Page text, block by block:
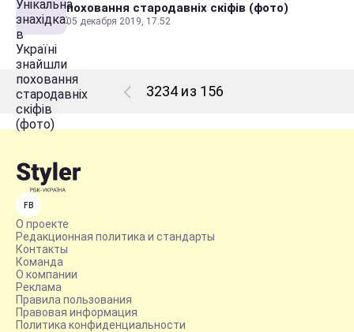
поховання стародавніх скіфів (фото)
05 декабря 2019, 17:52
3234 из 156
FB
О проекте
Редакционная политика и стандарты
Контакты
Команда
О компании
Реклама
Правила пользования
Правовая информация
Политика конфиденциальности